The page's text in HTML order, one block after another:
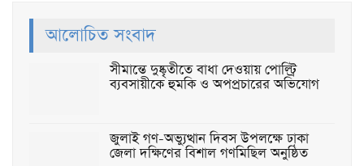
আলোচিত সংবাদ
সীমান্তে দুষ্কৃতীতে বাধা দেওয়ায় পোল্ট্রি
ব্যবসায়ীকে হুমকি ও অপপ্রচারের অভিযোগ
জুলাই গণ-অভ্যুত্থান দিবস উপলক্ষে ঢাকা
জেলা দক্ষিণের বিশাল গণমিছিল অনুষ্ঠিত